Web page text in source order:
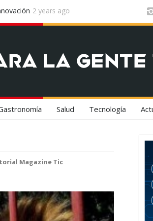
la Estados Unidos Fortalece
Restricciones a Vehículos
2 years ago
Salud Tecnología
Magazine Tic